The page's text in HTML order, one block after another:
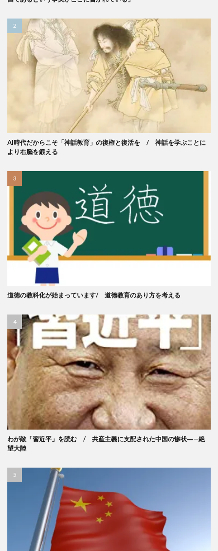
AI時代だからこそ「神話教育」の復権と復活を / 神話を学ぶことに
より右脳を鍛える
道徳の教科化が始まっています/ 道徳教育のあり方を考える
わが敵「習近平」を読む / 共産主義に支配された中国の惨状―—絶
望大陸